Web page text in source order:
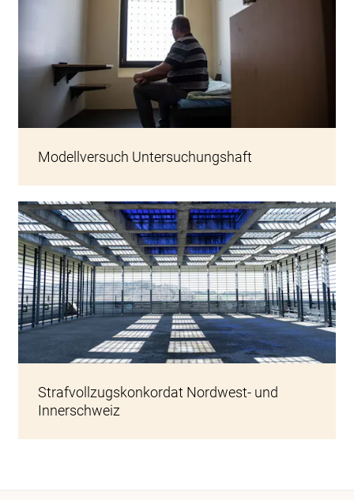
Modellversuch Untersuchungshaft
Strafvollzugskonkordat Nordwest- und
Innerschweiz